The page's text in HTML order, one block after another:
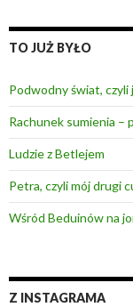
a
TO JUŻ BYŁO
Podwodny świat, czyli
Rachunek sumienia –
Ludzie z Betlejem
Petra, czyli mój drugi
Wśród Beduinów na
Z INSTAGRAMA